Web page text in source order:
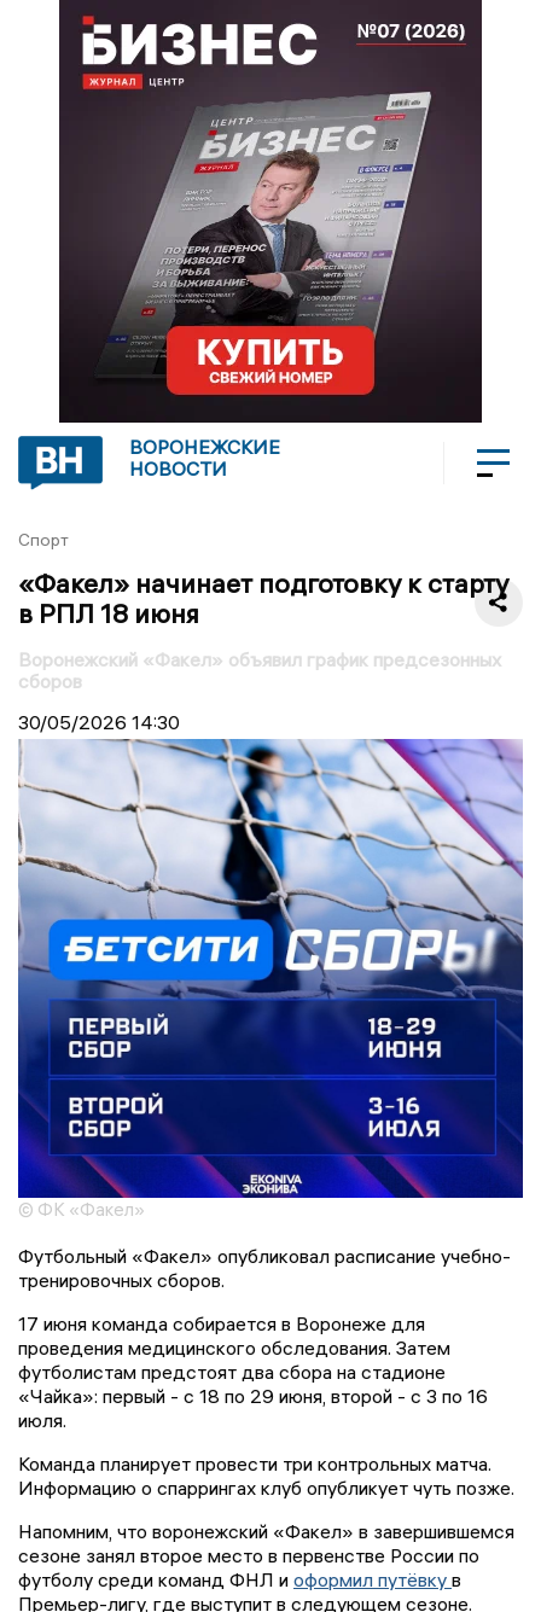
ВОРОНЕЖСКИЕ
НОВОСТИ
Спорт
«Факел» начинает подготовку к старту
в РПЛ 18 июня
Воронежский «Факел» объявил график предсезонных
сборов
30/05/2026 14:30
© ФК «Факел»
Футбольный «Факел» опубликовал расписание учебно-
тренировочных сборов.
17 июня команда собирается в Воронеже для
проведения медицинского обследования. Затем
футболистам предстоят два сбора на стадионе
«Чайка»: первый - с 18 по 29 июня, второй - с 3 по 16
июля.
Команда планирует провести три контрольных матча.
Информацию о спаррингах клуб опубликует чуть позже.
Напомним, что воронежский «Факел» в завершившемся
сезоне занял второе место в первенстве России по
футболу среди команд ФНЛ и оформил путёвку в
Премьер-лигу, где выступит в следующем сезоне.